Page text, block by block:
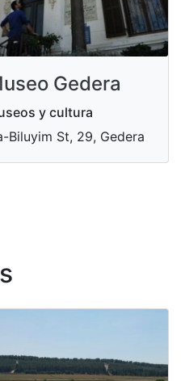
Gedera
y cultura
Biluyim St, 29, Gedera